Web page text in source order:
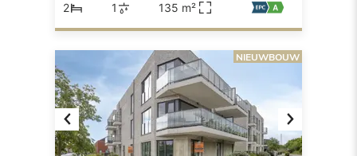
2 1 135 m²
Previous Next
NIEUWBOUW